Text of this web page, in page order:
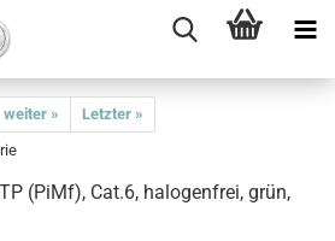
weiter »
Letzter »
(PiMf), Cat.6, halogenfrei, grün,